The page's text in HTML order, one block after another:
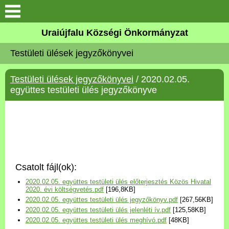
Köszöntő
Elérhetőségek
Uraiújfalu
Választási információk
Versenyképes Járások
Program
Uraiújfalu Községi Önkormányzat
Testületi ülések jegyzőkönyvei
Testületi ülések jegyzőkönyvei / 2020.02.05.
együttes testületi ülés jegyzőkönyve
Csatolt fájl(ok):
2020.02.05. együttes testületi ülés előterjesztés Közös Hivatal
2020. évi költségvetés.pdf [196,8KB]
2020.02.05. együttes testületi ülés jegyzőkönyv.pdf [267,56KB]
2020.02.05. együttes testületi ülés jelenléti ív.pdf [125,58KB]
2020.02.05. együttes testületi ülés meghívó.pdf [48KB]